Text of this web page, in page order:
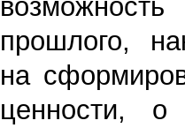
прошлого,
на
ценности, о